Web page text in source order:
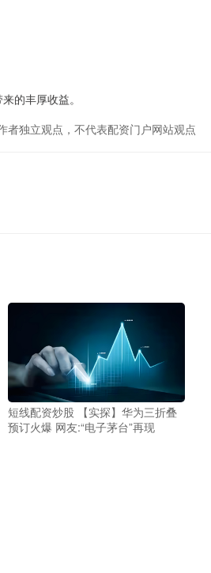
的丰厚收益。
者独立观点，不代表配资门户网站观点
短线配资炒股 【实探】华为三折叠
预订火爆 网友:“电子茅台”再现